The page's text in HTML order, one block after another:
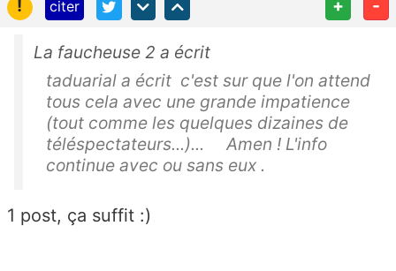
!
citer + -
La faucheuse 2 a écrit
taduarial a écrit c'est sur que l'on attend
tous cela avec une grande impatience
(tout comme les quelques dizaines de
téléspectateurs...)... Amen ! L'info
continue avec ou sans eux .
1 post, ça suffit :)